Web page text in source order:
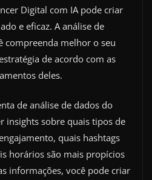
Digital com IA pode criar
e eficaz. A análise de
compreenda melhor o seu
de acordo com as
deles.
de análise de dados do
insights sobre quais tipos de
quais hashtags
horários são mais propícios
informações, você pode criar